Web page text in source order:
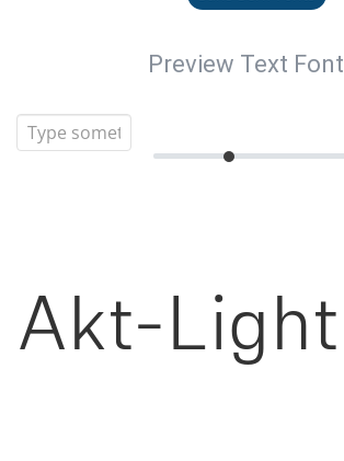
Preview Text Font
Akt-Light